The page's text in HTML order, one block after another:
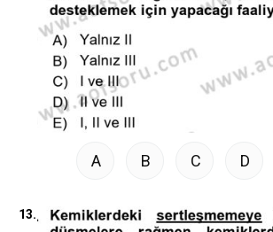
A B C D
13.